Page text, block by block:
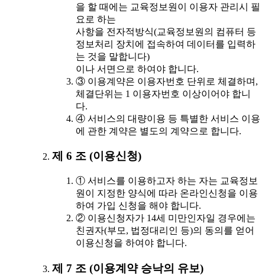
을 할 때에는 교육정보원이 이용자 관리시 필
요로 하는
사항을 전자적방식(교육정보원의 컴퓨터 등
정보처리 장치에 접속하여 데이터를 입력하
는 것을 말합니다)
이나 서면으로 하여야 합니다.
③ 이용계약은 이용자번호 단위로 체결하며,
체결단위는 1 이용자번호 이상이어야 합니
다.
④ 서비스의 대량이용 등 특별한 서비스 이용
에 관한 계약은 별도의 계약으로 합니다.
제 6 조 (이용신청)
① 서비스를 이용하고자 하는 자는 교육정보
원이 지정한 양식에 따라 온라인신청을 이용
하여 가입 신청을 해야 합니다.
② 이용신청자가 14세 미만인자일 경우에는
친권자(부모, 법정대리인 등)의 동의를 얻어
이용신청을 하여야 합니다.
제 7 조 (이용계약 승낙의 유보)